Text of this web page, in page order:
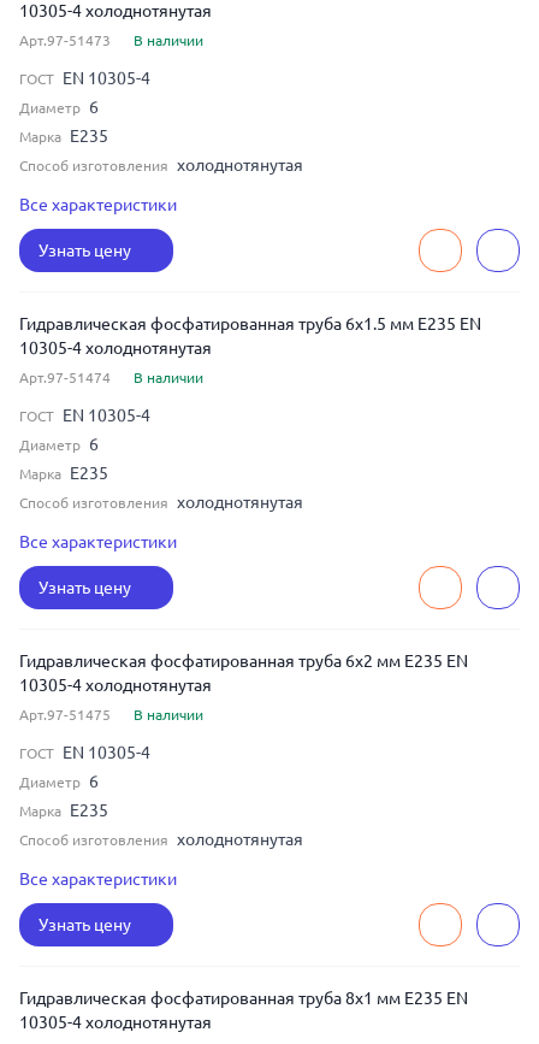
10305-4 холоднотянутая
Арт.97-51473 В наличии
ГОСТ EN 10305-4
Диаметр 6
Марка E235
Способ изготовления холоднотянутая
Все характеристики
Узнать цену
Гидравлическая фосфатированная труба 6x1.5 мм E235 EN
10305-4 холоднотянутая
Арт.97-51474 В наличии
ГОСТ EN 10305-4
Диаметр 6
Марка E235
Способ изготовления холоднотянутая
Все характеристики
Узнать цену
Гидравлическая фосфатированная труба 6x2 мм E235 EN
10305-4 холоднотянутая
Арт.97-51475 В наличии
ГОСТ EN 10305-4
Диаметр 6
Марка E235
Способ изготовления холоднотянутая
Все характеристики
Узнать цену
Гидравлическая фосфатированная труба 8x1 мм E235 EN
10305-4 холоднотянутая